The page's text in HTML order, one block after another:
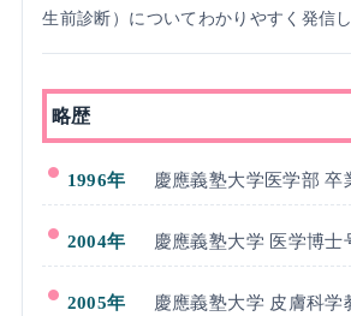
生前診断）についてわかりやすく発信し
略歴
1996年 慶應義塾大学医学部 卒
2004年 慶應義塾大学 医学博士
2005年 慶應義塾大学 皮膚科学